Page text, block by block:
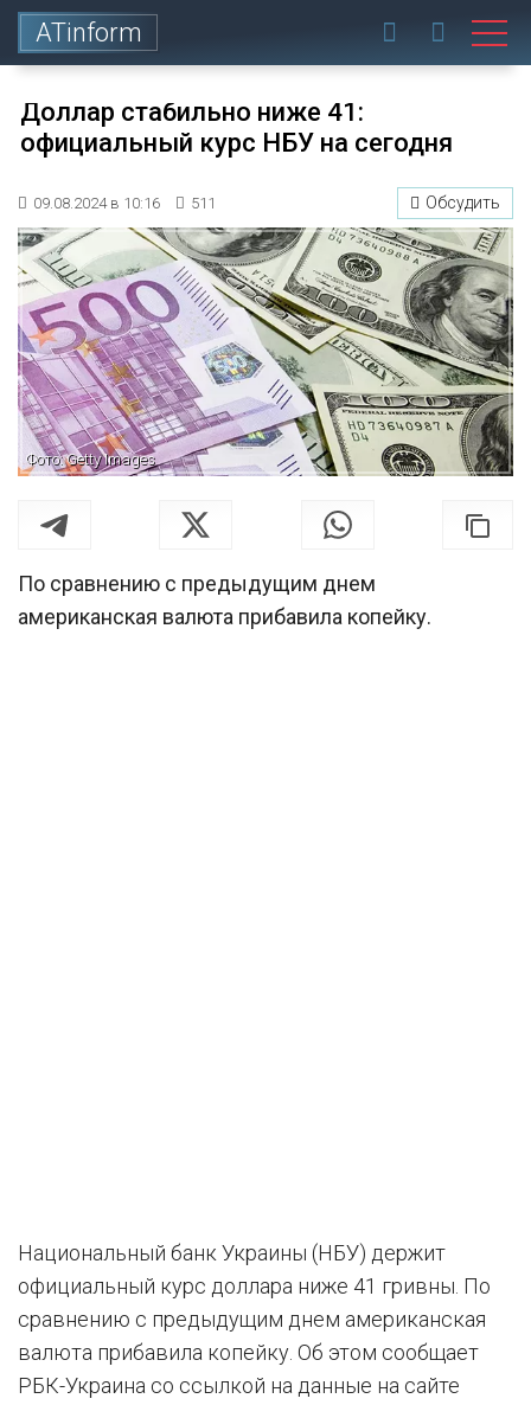
ATinform
Доллар стабильно ниже 41:
официальный курс НБУ на сегодня
09.08.2024 в 10:16 511 Обсудить
Фото: Getty Images
По сравнению с предыдущим днем
американская валюта прибавила копейку.
Национальный банк Украины (НБУ) держит
официальный курс доллара ниже 41 гривны. По
сравнению с предыдущим днем американская
валюта прибавила копейку. Об этом сообщает
РБК-Украина со ссылкой на данные на сайте